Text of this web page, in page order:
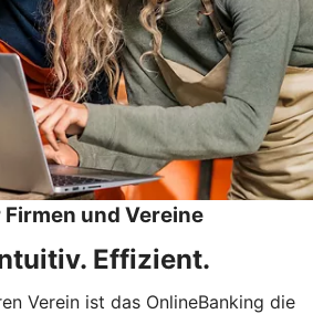
und Vereine
Effizient.
Verein ist das OnlineBanking die